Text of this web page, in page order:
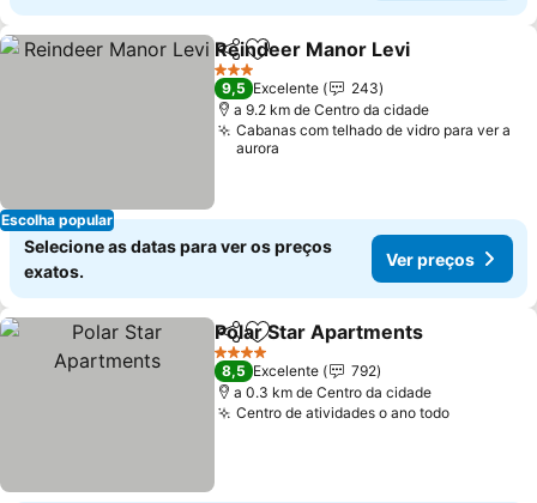
Escolha popular
PartilharAdicionar aos favoritos
Reindeer Manor Levi
3 Estrelas
9,5 Excelente
243
a 9.2 km de Centro da cidade
Cabanas com telhado de vidro para ver a
aurora
Selecione as datas para ver os preços
exatos.
Ver preços
PartilharAdicionar aos favoritos
Polar Star Apartments
4 Estrelas
8,5 Excelente
792
a 0.3 km de Centro da cidade
Centro de atividades o ano todoVer